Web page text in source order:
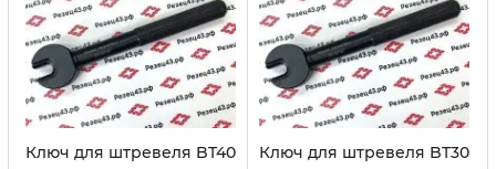
Ключ для штревеля BT40 Ключ для штревеля BT30